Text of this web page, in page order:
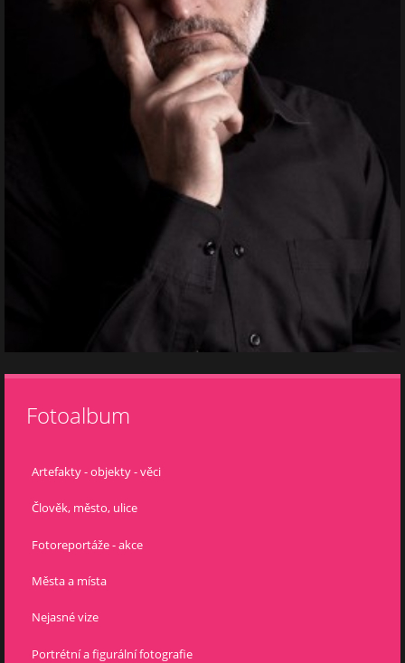
Fotoalbum
Artefakty - objekty - věci
Člověk, město, ulice
Fotoreportáže - akce
Města a místa
Nejasné vize
Portrétní a figurální fotografie